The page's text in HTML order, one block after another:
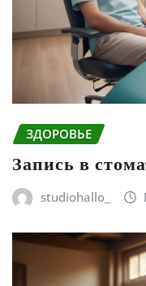
ЗДОРОВЬЕ
Запись в
studiohallo_